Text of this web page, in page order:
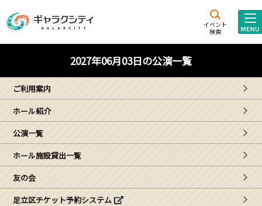
イベント
検索
施設案内
西新井
文化ホール
ギャラクシティとは
こどもみーてぃんぐ
Gがくえん
ブランドからのお知らせ
2027年06月03日の公演一覧
ご利用案内
ホール紹介
公演一覧
ホール施設貸出一覧
友の会
足立区チケット予約システム